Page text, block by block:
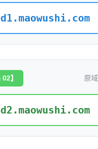
多家族：弑亲骇
完结：
：
：剧情,悬疑,惊悚,传记,犯
02】 原